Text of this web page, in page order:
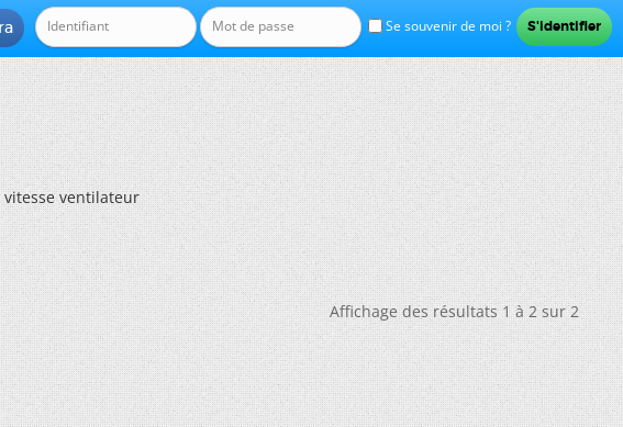
Se souvenir de moi ?
ventilateur
Affichage des résultats 1 à 2 sur 2